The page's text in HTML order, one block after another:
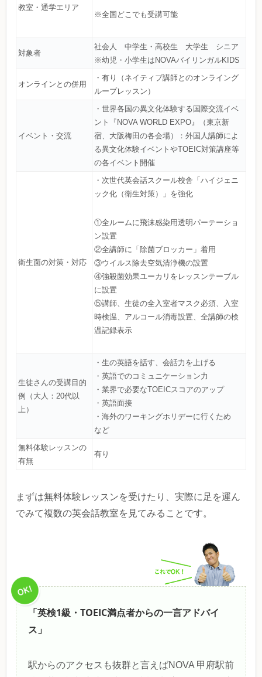
教室・通学エリア
※全国どこでも受講可能
対象者
社会人 中学生・高校生 大学生 シニア
※幼児・小学生はNOVAバイリンガルKIDS
オンラインとの併用
・有り（ネイティブ講師とのオンライング
ループレッスン）
イベント・交流
・世界各国の異文化体験する国際交流イベ
ント『NOVA WORLD EXPO』（東京新
宿、大阪梅田の各会場）：外国人講師によ
る異文化体験イベントやTOEIC対策講座等
の各イベント開催
衛生面の対策・対応
・次世代英会話スクール校舎「ハイジェニ
ック化（衛生対策）」を強化
①全ルームに飛沫感染用透明パーテーショ
ン設置
②全講師に「除菌ブロッカー」着用
③ウイルス除去空気清浄機の設置
④強殺菌効果ユーカリをレッスンテーブル
に設置
⑤講師、生徒の全入室者マスク必須、入室
時検温、アルコール消毒設置、全講師の検
温記録表示
生徒さんの受講目的
例（大人：20代以
上）
・生の英語を話す、会話力を上げる
・英語でのコミュニケーション力
・業界で必要なTOEICスコアのアップ
・英語面接
・海外のワーキングホリデーに行くため
など
無料体験レッスンの
有無
有り
まずは無料体験レッスンを受けたり、実際に足を運ん
でみて複数の英会話教室を見てみることです。
「英検1級・TOEIC満点者からの一言アドバイ
ス」
駅からのアクセスも抜群と言えばNOVA 甲府駅前